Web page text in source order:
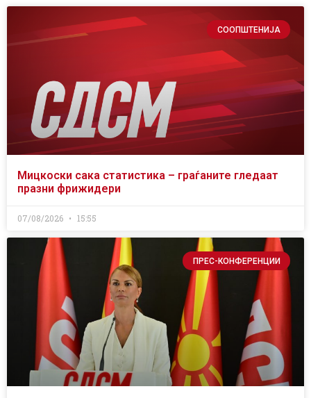
СООПШТЕНИЈА
Мицкоски сака статистика – граѓаните гледаат
празни фрижидери
07/08/2026 15:55
ПРЕС-КОНФЕРЕНЦИИ